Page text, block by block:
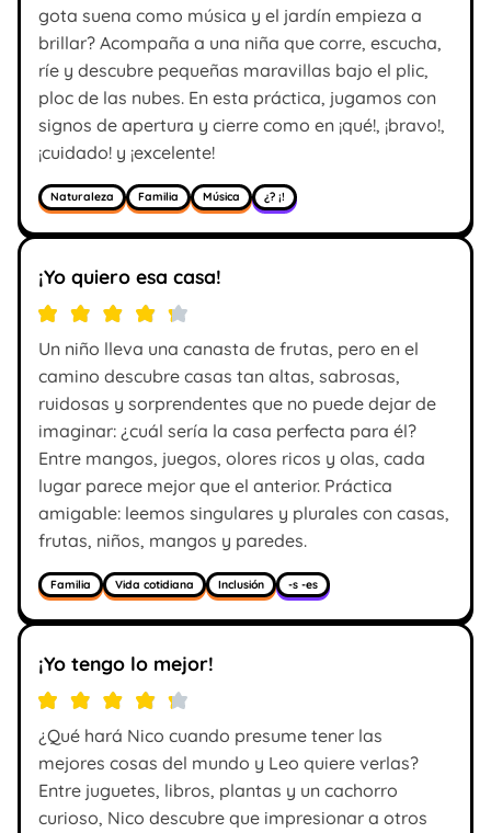
gota suena como música y el jardín empieza a
brillar? Acompaña a una niña que corre, escucha,
ríe y descubre pequeñas maravillas bajo el plic,
ploc de las nubes. En esta práctica, jugamos con
signos de apertura y cierre como en ¡qué!, ¡bravo!,
¡cuidado! y ¡excelente!
Naturaleza Familia Música ¿? ¡!
¡Yo quiero esa casa!
Un niño lleva una canasta de frutas, pero en el
camino descubre casas tan altas, sabrosas,
ruidosas y sorprendentes que no puede dejar de
imaginar: ¿cuál sería la casa perfecta para él?
Entre mangos, juegos, olores ricos y olas, cada
lugar parece mejor que el anterior. Práctica
amigable: leemos singulares y plurales con casas,
frutas, niños, mangos y paredes.
Familia Vida cotidiana Inclusión -s -es
¡Yo tengo lo mejor!
¿Qué hará Nico cuando presume tener las
mejores cosas del mundo y Leo quiere verlas?
Entre juguetes, libros, plantas y un cachorro
curioso, Nico descubre que impresionar a otros